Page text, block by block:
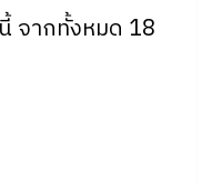
จากทั้งหมด 18